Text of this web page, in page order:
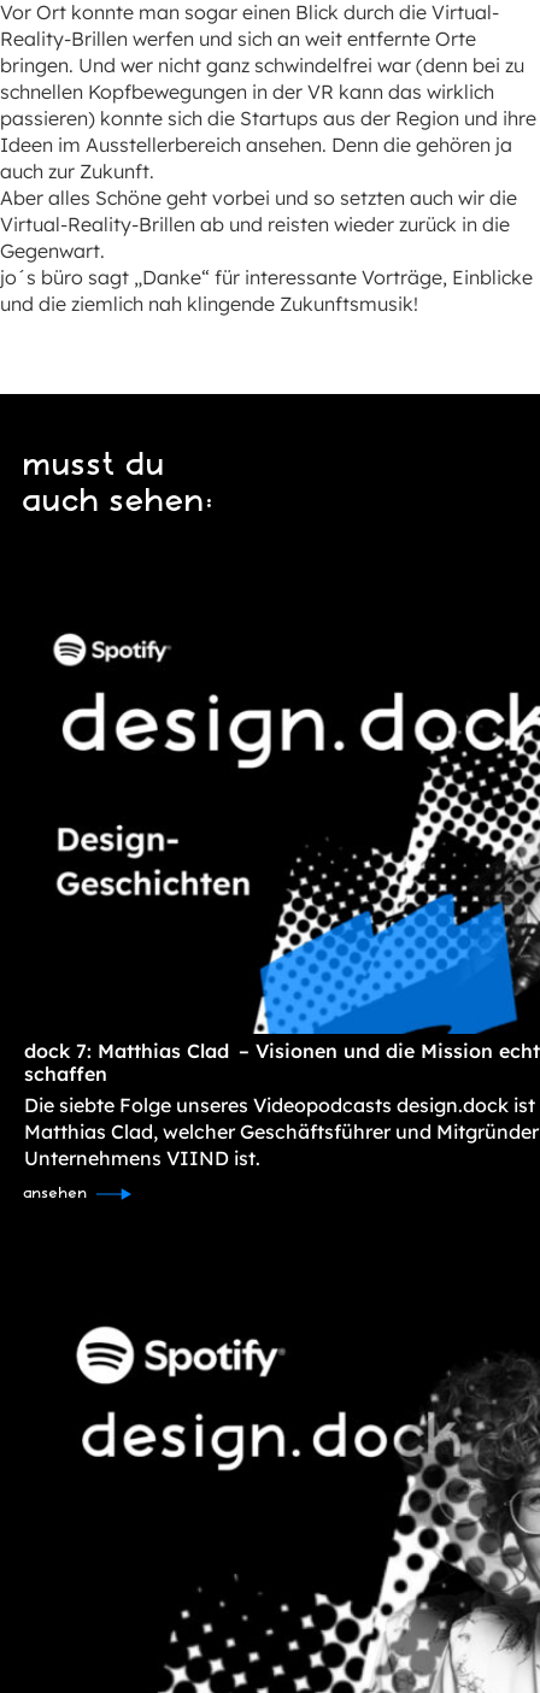
Vor Ort konnte man sogar einen Blick durch die Virtual-
Reality-Brillen werfen und sich an weit entfernte Orte
bringen. Und wer nicht ganz schwindelfrei war (denn bei zu
schnellen Kopfbewegungen in der VR kann das wirklich
passieren) konnte sich die Startups aus der Region und ihre
Ideen im Ausstellerbereich ansehen. Denn die gehören ja
auch zur Zukunft.
Aber alles Schöne geht vorbei und so setzten auch wir die
Virtual-Reality-Brillen ab und reisten wieder zurück in die
Gegenwart.
jo´s büro sagt „Danke“ für interessante Vorträge, Einblicke
und die ziemlich nah klingende Zukunftsmusik!
musst du
auch sehen:
dock 7: Matthias Clad – Visionen und die Mission
schaffen
Die siebte Folge unseres Videopodcasts design.dock
Matthias Clad, welcher Geschäftsführer und
Unternehmens VIIND ist.
ansehen